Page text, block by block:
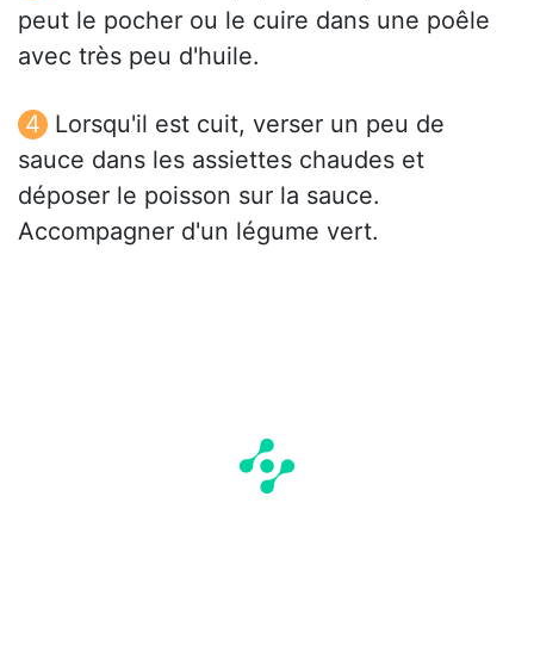
peut le pocher ou le cuire dans une poêle
avec très peu d'huile.
Lorsqu'il est cuit, verser un peu de
sauce dans les assiettes chaudes et
déposer le poisson sur la sauce.
Accompagner d'un légume vert.